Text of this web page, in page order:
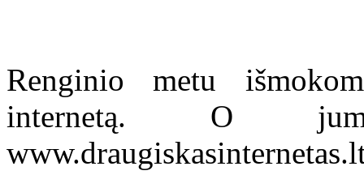
Renginio metu
internetą. O